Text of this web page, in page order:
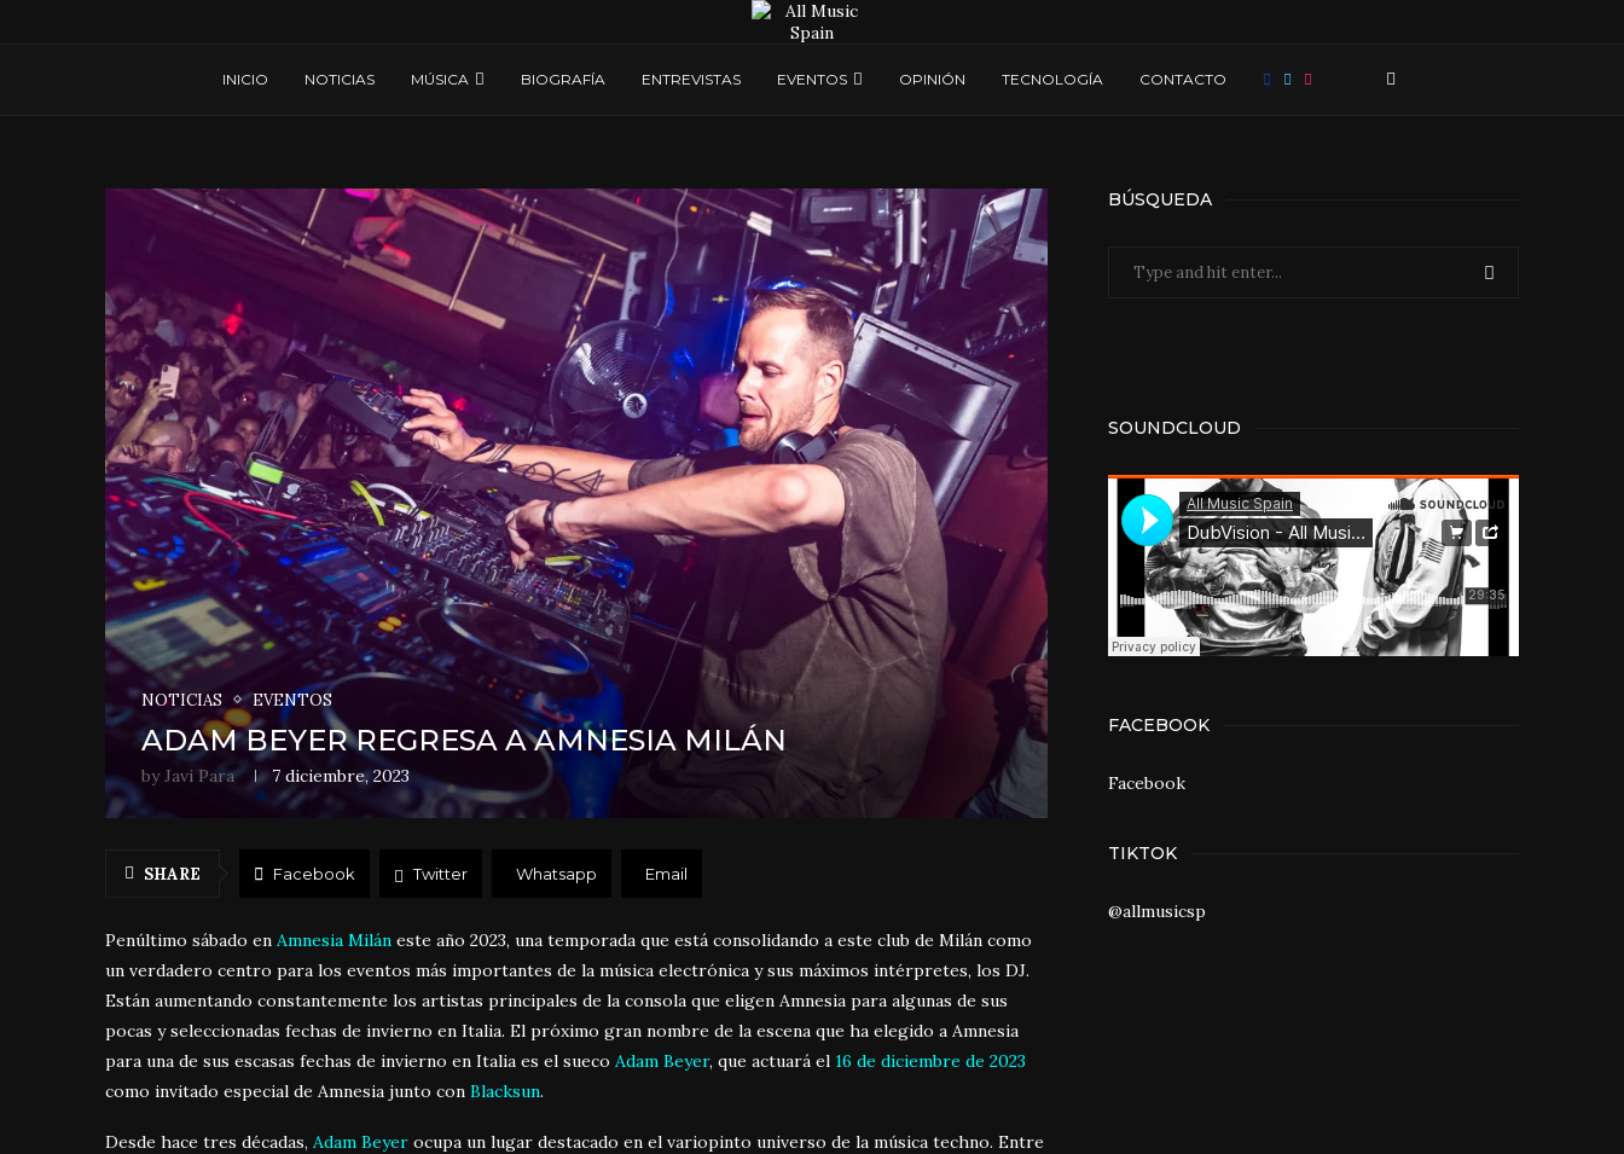
INICIO NOTICIAS MÚSICA BIOGRAFÍA ENTREVISTAS EVENTOS OPINIÓN TECNOLOGÍA CONTACTO
NOTICIAS EVENTOS
ADAM BEYER REGRESA A AMNESIA MILÁN
byJavi Para 7 diciembre, 2023
SHARE Facebook Twitter Whatsapp Email
Penúltimo sábado en Amnesia Milán este año 2023, una temporada que está consolidando a este club de Milán como
un verdadero centro para los eventos más importantes de la música electrónica y sus máximos intérpretes, los DJ.
Están aumentando constantemente los artistas principales de la consola que eligen Amnesia para algunas de sus
pocas y seleccionadas fechas de invierno en Italia. El próximo gran nombre de la escena que ha elegido a Amnesia
para una de sus escasas fechas de invierno en Italia es el sueco Adam Beyer, que actuará el 16 de diciembre de 2023
como invitado especial de Amnesia junto con Blacksun.
Desde hace tres décadas, Adam Beyer ocupa un lugar destacado en el variopinto universo de la música techno. Entre
BÚSQUEDA
SOUNDCLOUD
FACEBOOK
Facebook
TIKTOK
@allmusicsp